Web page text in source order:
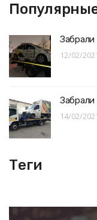
Забрали
12/02/
Забрали
14/02/
Теги